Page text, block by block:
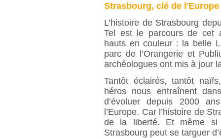
Strasbourg, clé de l'Europe
L’histoire de Strasbourg
Tel est le parcours de cet
hauts en couleur : la belle
parc de l’Orangerie et
archéologues ont mis à jour
Tantôt éclairés, tantôt
héros nous entraînent
d’évoluer depuis 2000
l’Europe. Car l’histoire de
de la liberté. Et même si
Strasbourg peut se targuer